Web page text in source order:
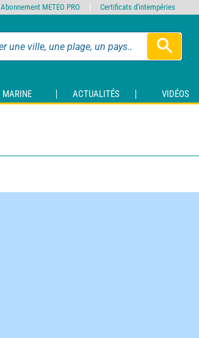
MARINE ACTUALITÉS VIDÉOS
Abonnement METEO PRO Certificats d'intempéries